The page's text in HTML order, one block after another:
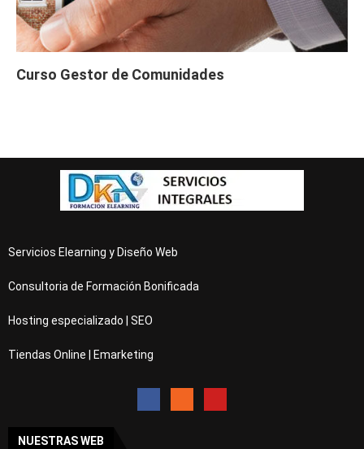
Curso Gestor de Comunidades
Servicios Elearning y Diseño Web
Consultoria de Formación Bonificada
Hosting especializado | SEO
Tiendas Online | Emarketing
NUESTRAS WEB